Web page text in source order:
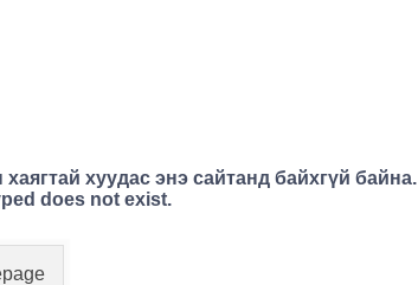
хуудас энэ сайтанд байхгүй байна.
does not exist.